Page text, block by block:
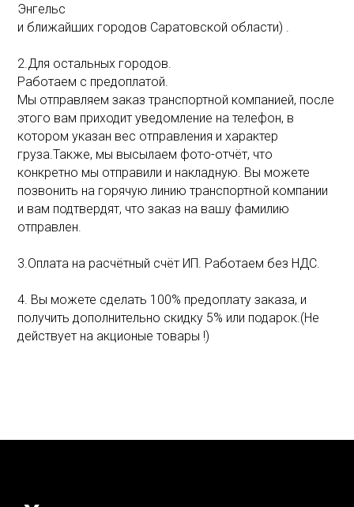
Энгельс
и ближайших городов Саратовской области) .
2.Для остальных городов.
Работаем с предоплатой.
Мы отправляем заказ транспортной компанией, после
этого вам приходит уведомление на телефон, в
котором указан вес отправления и характер
груза.Также, мы высылаем фото-отчёт, что
конкретно мы отправили и накладную. Вы можете
позвонить на горячую линию транспортной компании
и вам подтвердят, что заказ на вашу фамилию
отправлен.
3.Оплата на расчётный счёт ИП. Работаем без НДС.
4. Вы можете сделать 100% предоплату заказа, и
получить дополнительно скидку 5% или подарок.(Не
действует на акционые товары !)